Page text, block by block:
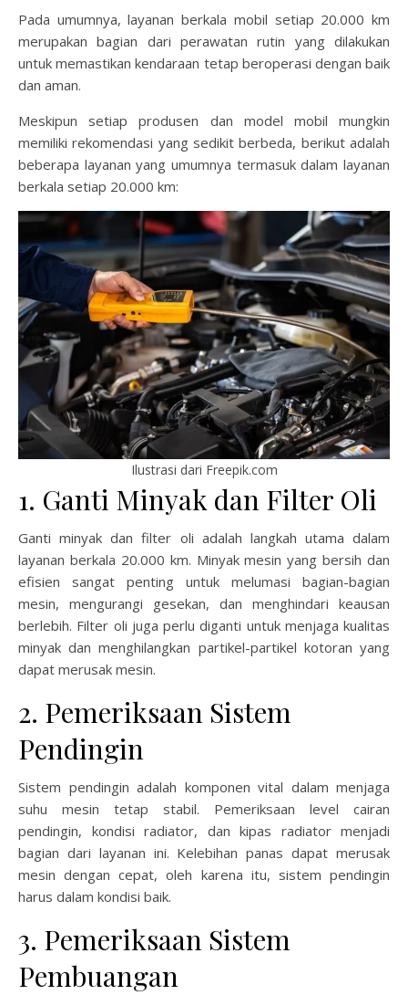
Pada umumnya, layanan berkala mobil setiap 20.000 km
merupakan bagian dari perawatan rutin yang dilakukan
untuk memastikan kendaraan tetap beroperasi dengan baik
dan aman.
Meskipun setiap produsen dan model mobil mungkin
memiliki rekomendasi yang sedikit berbeda, berikut adalah
beberapa layanan yang umumnya termasuk dalam layanan
berkala setiap 20.000 km:
Ilustrasi dari Freepik.com
1. Ganti Minyak dan Filter Oli
Ganti minyak dan filter oli adalah langkah utama dalam
layanan berkala 20.000 km. Minyak mesin yang bersih dan
efisien sangat penting untuk melumasi bagian-bagian
mesin, mengurangi gesekan, dan menghindari keausan
berlebih. Filter oli juga perlu diganti untuk menjaga kualitas
minyak dan menghilangkan partikel-partikel kotoran yang
dapat merusak mesin.
2. Pemeriksaan Sistem
Pendingin
Sistem pendingin adalah komponen vital dalam menjaga
suhu mesin tetap stabil. Pemeriksaan level cairan
pendingin, kondisi radiator, dan kipas radiator menjadi
bagian dari layanan ini. Kelebihan panas dapat merusak
mesin dengan cepat, oleh karena itu, sistem pendingin
harus dalam kondisi baik.
3. Pemeriksaan Sistem
Pembuangan